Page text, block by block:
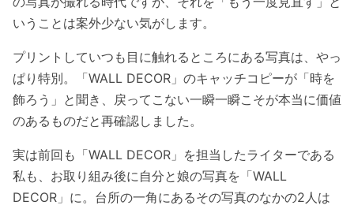
いうことは案外少ない気がします。
プリントしていつも目に触れるところにある写真は、やっ
ぱり特別。「WALL DECOR」のキャッチコピーが「時を
飾ろう」と聞き、戻ってこない一瞬一瞬こそが本当に価値
のあるものだと再確認しました。
実は前回も「WALL DECOR」を担当したライターである
私も、お取り組み後に自分と娘の写真を「WALL
DECOR」に。台所の一角にあるその写真のなかの2人は